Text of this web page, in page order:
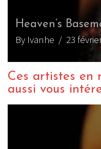
Heaven’s
By Ivanhe / 23
Ces artistes en
aussi vous